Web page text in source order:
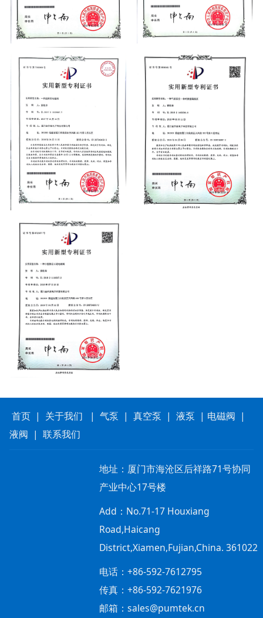
首页| 关于我们 | 气泵 | 真空泵 | 液泵 | 电磁阀 |
液阀 | 联系我们
地址： 厦门市海沧区后祥路71号协同
产业中心17号楼
Add： No.71-17 Houxiang
Road,Haicang
District,Xiamen,Fujian,China. 361022
电话：+86-592-7612795
传真：+86-592-7621976
邮箱：sales@pumtek.cn